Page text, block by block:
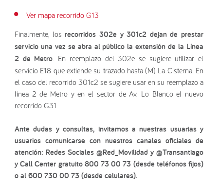
Ver mapa recorrido G13
Finalmente, losrecorridos 302e y 301c2 dejan de prestar
servicio una vez se abra al público la extensión de la Línea
2 de Metro . En reemplazo del 302e se sugiere utilizar el
servicio E18 que extiende su trazado hasta (M) La Cisterna. En
el caso del recorrido 301c2 se sugiere usar en su reemplazo a
línea 2 de Metro y en el sector de Av. Lo Blanco el nuevo
recorrido G31.
Ante dudas y consultas, invitamos a nuestras usuarias y
usuarios comunicarse con nuestros canales oficiales de
atención: Redes Sociales @Red_Movilidad y @Transantiago
y Call Center gratuito 800 73 00 73 (desde teléfonos fijos)
o al 600 730 00 73 (desde celulares).